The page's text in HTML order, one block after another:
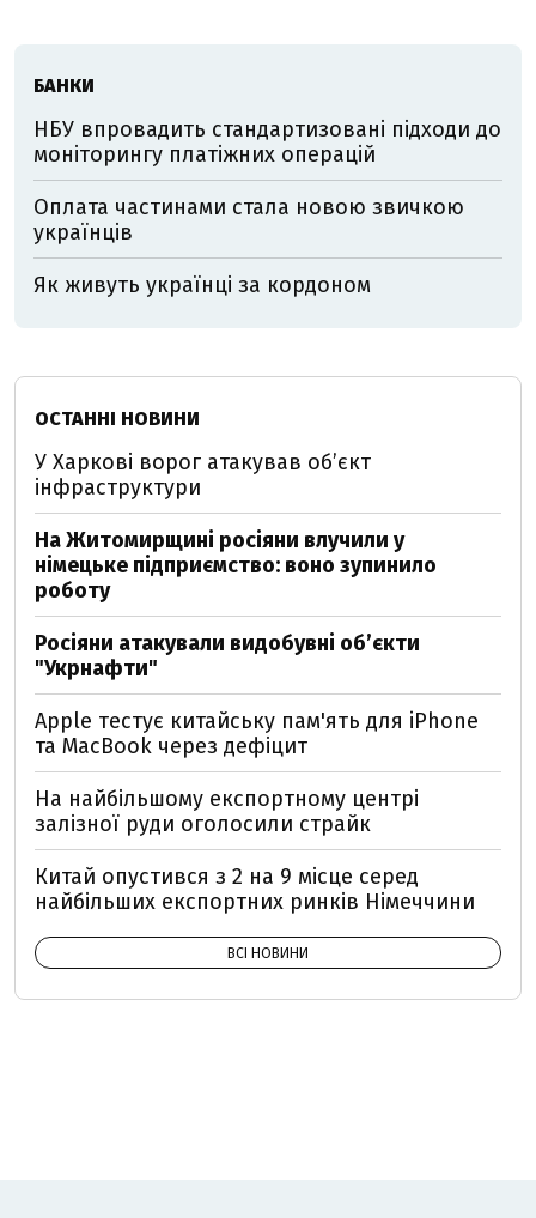
БАНКИ
НБУ впровадить стандартизовані підходи до
моніторингу платіжних операцій
Оплата частинами стала новою звичкою
українців
Як живуть українці за кордоном
ОСТАННІ НОВИНИ
У Харкові ворог атакував обʼєкт
інфраструктури
На Житомирщині росіяни влучили у
німецьке підприємство: воно зупинило
роботу
Росіяни атакували видобувні обʼєкти
"Укрнафти"
Apple тестує китайську пам'ять для iPhone
та MacBook через дефіцит
На найбільшому експортному центрі
залізної руди оголосили страйк
Китай опустився з 2 на 9 місце серед
найбільших експортних ринків Німеччини
ВСІ НОВИНИ